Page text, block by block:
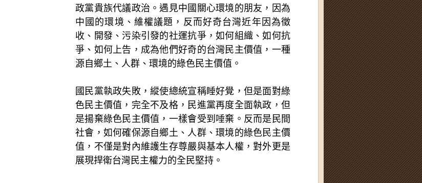
政黨貴族代議政治。遇見中國關心環境的朋友，因為
中國的環境、維權議題，反而好奇台灣近年因為徵
收、開發、污染引發的社運抗爭，如何組織、如何抗
爭、如何上告，成為他們好奇的台灣民主價值，一種
源自鄉土、人群、環境的綠色民主價值。
國民黨執政失敗，縱使總統宣稱睡好覺，但是面對綠
色民主價值，完全不及格，民進黨再度全面執政，但
是揚棄綠色民主價值，一樣會受到唾棄。反而是民間
社會，如何確保源自鄉土、人群、環境的綠色民主價
值，不僅是對內維護生存尊嚴與基本人權，對外更是
展現捍衛台灣民主權力的全民堅持。